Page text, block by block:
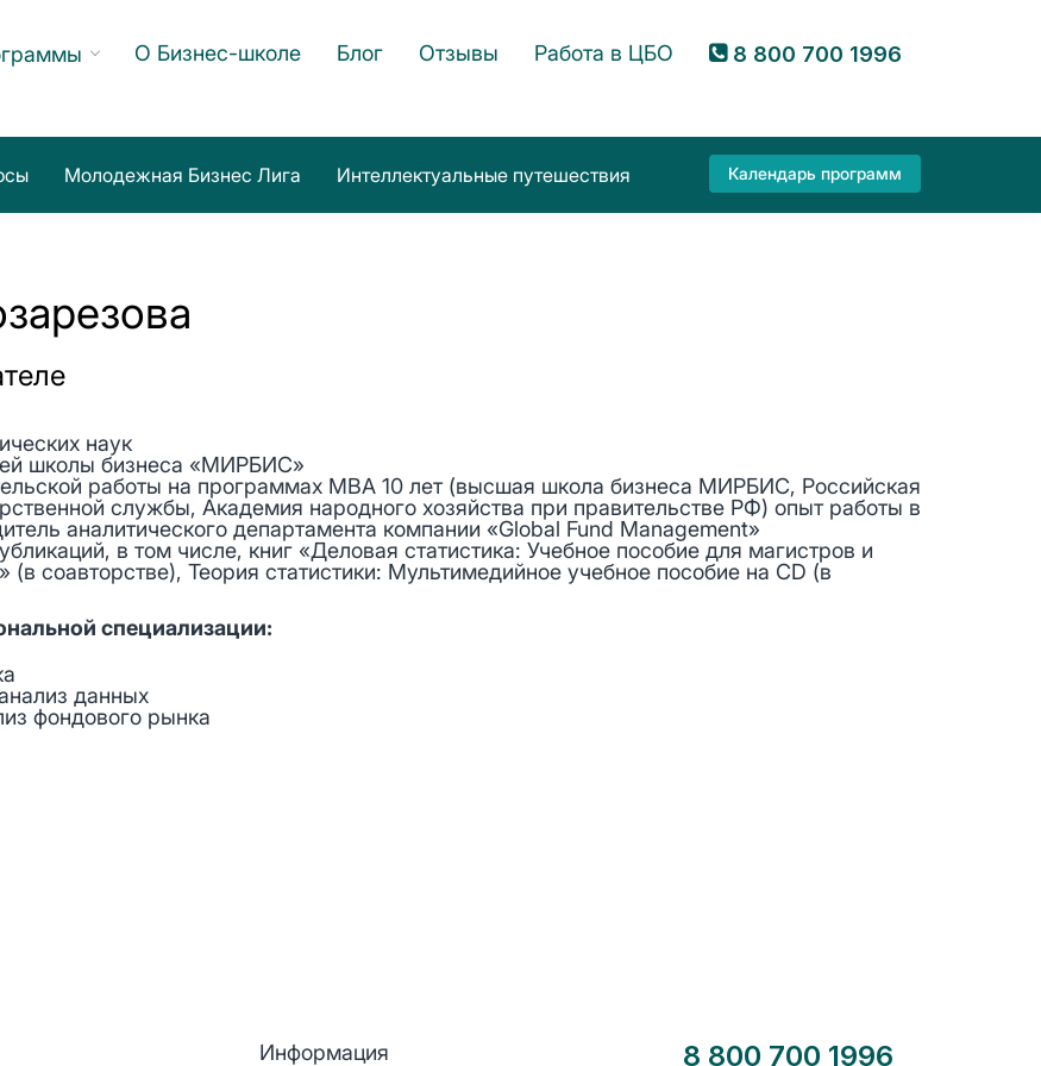
О Бизнес-школе Блог Отзывы Работа в ЦБО 8 800 700 1996
Молодежная Бизнес Лига Интеллектуальные путешествия Календарь программ
наук
школы бизнеса «МИРБИС»
работы на программах МВА 10 лет (высшая школа бизнеса МИРБИС, Российская
службы, Академия народного хозяйства при правительстве РФ) опыт работы в
аналитического департамента компании «Global Fund Management»
в том числе, книг «Деловая статистика: Учебное пособие для магистров и
соавторстве), Теория статистики: Мультимедийное учебное пособие на СD (в
специализации:
данных
фондового рынка
Информация 8 800 700 1996